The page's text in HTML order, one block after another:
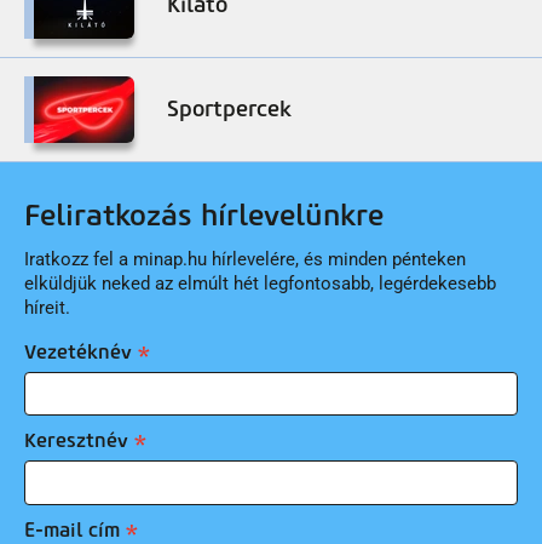
Sportpercek
Feliratkozás hírlevelünkre
Iratkozz fel a minap.hu hírlevelére, és minden pénteken
elküldjük neked az elmúlt hét legfontosabb, legérdekesebb
híreit.
Vezetéknév
Keresztnév
E-mail cím